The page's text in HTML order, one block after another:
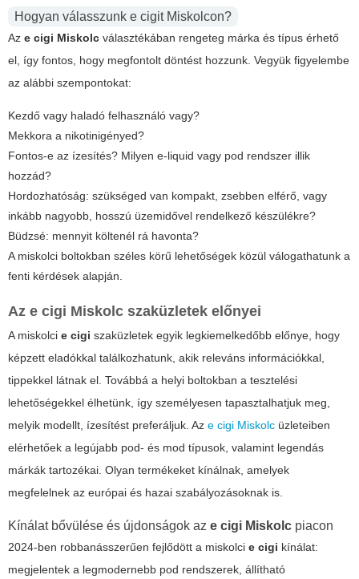
Hogyan válasszunk e cigit Miskolcon?
Az e cigi Miskolc választékában rengeteg márka és típus érhető
el, így fontos, hogy megfontolt döntést hozzunk. Vegyük figyelembe
az alábbi szempontokat:
Kezdő vagy haladó felhasználó vagy?
Mekkora a nikotinigényed?
Fontos-e az ízesítés? Milyen e-liquid vagy pod rendszer illik
hozzád?
Hordozhatóság: szükséged van kompakt, zsebben elférő, vagy
inkább nagyobb, hosszú üzemidővel rendelkező készülékre?
Büdzsé: mennyit költenél rá havonta?
A miskolci boltokban széles körű lehetőségek közül válogathatunk a
fenti kérdések alapján.
Az e cigi Miskolc szaküzletek előnyei
A miskolci e cigi szaküzletek egyik legkiemelkedőbb előnye, hogy
képzett eladókkal találkozhatunk, akik releváns információkkal,
tippekkel látnak el. Továbbá a helyi boltokban a tesztelési
lehetőségekkel élhetünk, így személyesen tapasztalhatjuk meg,
melyik modellt, ízesítést preferáljuk. Az e cigi Miskolc üzleteiben
elérhetőek a legújabb pod- és mod típusok, valamint legendás
márkák tartozékai. Olyan termékeket kínálnak, amelyek
megfelelnek az európai és hazai szabályozásoknak is.
Kínálat bővülése és újdonságok az e cigi Miskolc piacon
2024-ben robbanásszerűen fejlődött a miskolci e cigi kínálat:
megjelentek a legmodernebb pod rendszerek, állítható